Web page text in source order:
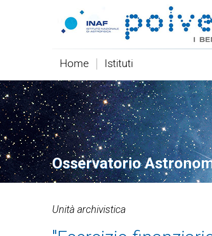
Home Istituti
Osservatorio
Unità archivistica